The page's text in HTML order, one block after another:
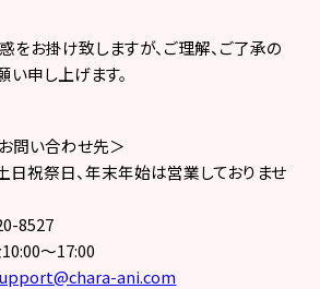
をお掛け致しますが、ご理解、ご了承の
い申し上げます。
問い合わせ先＞
祝祭日、年末年始は営業しておりませ
8527
10:00～17:00
ani.com